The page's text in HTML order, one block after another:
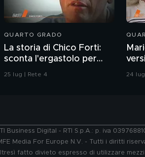
QUARTO GRADO
La storia di Chico Forti:
sconta l'ergastolo per
omicidio
25 lug | Rete 4 24
Business Digital - RTI S.p.A.: p. iva
Media For Europe N.V. - Tutti i diritti
fatto divieto espresso di utilizzare